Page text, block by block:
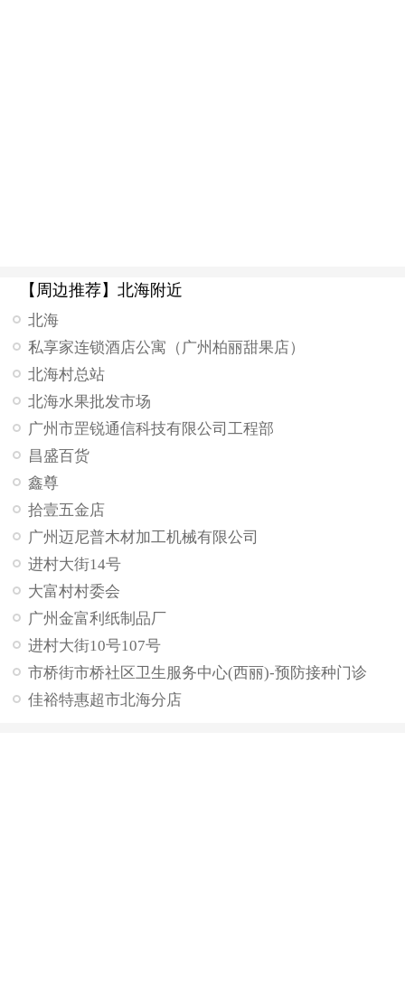
【周边推荐】北海附近
北海
私享家连锁酒店公寓（广州柏丽甜果店）
北海村总站
北海水果批发市场
广州市罡锐通信科技有限公司工程部
昌盛百货
鑫尊
拾壹五金店
广州迈尼普木材加工机械有限公司
进村大街14号
大富村村委会
广州金富利纸制品厂
进村大街10号107号
市桥街市桥社区卫生服务中心(西丽)-预防接种门诊
佳裕特惠超市北海分店